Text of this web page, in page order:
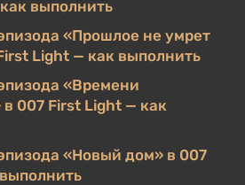
выполнить
«Прошлое не умрет
Light — как выполнить
«Времени
в 007 First Light — как
«Новый дом» в 007